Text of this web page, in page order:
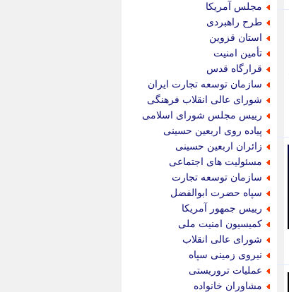
مجلس آمریکا
طرح راهبردی
استان قزوین
تأمین امنیت
قرارگاه قدس
سازمان توسعه تجارت ایران
شورای عالی انقلاب فرهنگی
رییس مجلس شورای اسلامی
پیاده روی اربعین حسینی
زائران اربعین حسینی
مسئولیت های اجتماعی
سازمان توسعه تجارت
سپاه حضرت ابوالفضل
رییس جمهور آمریکا
کمیسیون امنیت ملی
شورای عالی انقلاب
نیروی زمینی سپاه
عملیات تروریستی
مشاوران خانواده